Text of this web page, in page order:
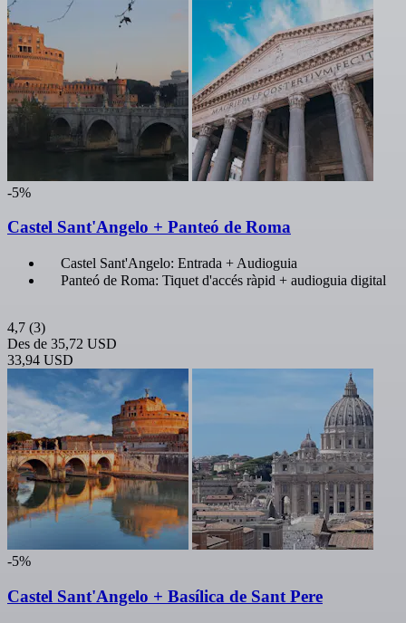
-5%
Castel Sant'Angelo + Panteó de Roma
Castel Sant'Angelo: Entrada + Audioguia
Panteó de Roma: Tiquet d'accés ràpid + audioguia digital
4,7 (3)
Des de 35,72 USD
33,94 USD
-5%
Castel Sant'Angelo + Basílica de Sant Pere